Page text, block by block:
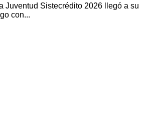
Juventud Sistecrédito 2026 llegó a su
con...